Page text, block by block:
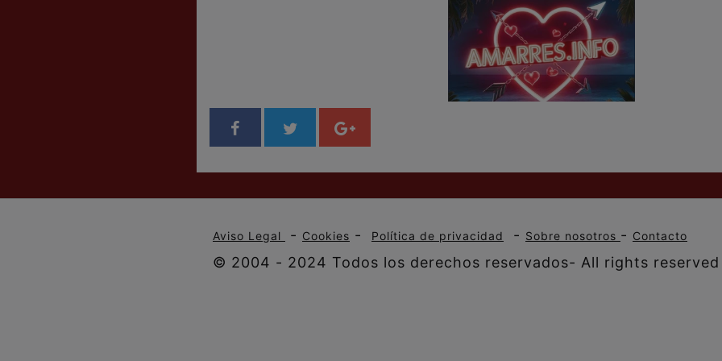
Aviso Legal - Cookies - Política de privacidad - Sobre nosotros - Contacto
© 2004 - 2024 Todos los derechos reservados- All rights